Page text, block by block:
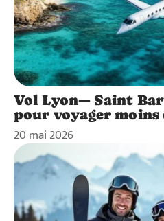
Vol Lyon— Saint
pour voyager moins
20 mai 2026